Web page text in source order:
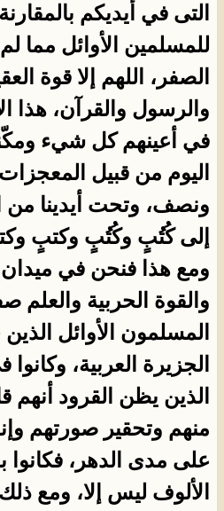
التى في أيديكم
للمسلمين الأوائل مما
الصفر، اللهم إلا قوة
والرسول والقرآن، هذا
في أعينهم كل شيء
اليوم من قبيل المعجزات!
ونصف، وتحت أيدينا من
إلى كُتُبٍ وكُتُبٍ وكتبٍ
ومع هذا فنحن في ميدان
والقوة الحربية والعلم
المسلمون الأوائل
الجزيرة العربية،
الذين يظن القرود أنهم
منهم وتحقير صورتهم
على مدى الدهر،
الألوف ليس إلا، ومع